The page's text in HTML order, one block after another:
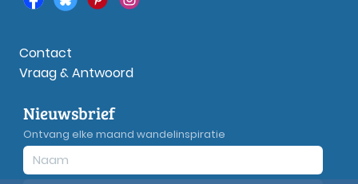
Contact
Vraag & Antwoord
Nieuwsbrief
Ontvang elke maand wandelinspiratie